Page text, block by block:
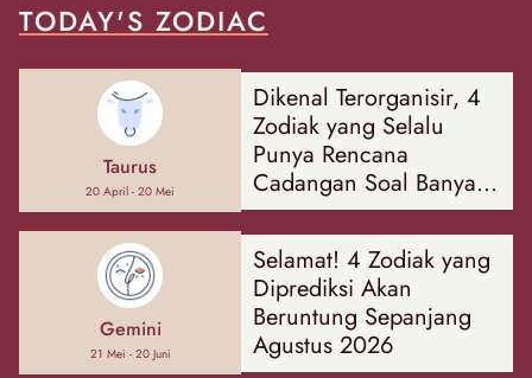
TODAY'S ZODIAC
Taurus
20 April - 20 Mei
Dikenal Terorganisir, 4
Zodiak yang Selalu
Punya Rencana
Cadangan Soal Banyak
Hal
Gemini
21 Mei - 20 Juni
Selamat! 4 Zodiak yang
Diprediksi Akan
Beruntung Sepanjang
Agustus 2026